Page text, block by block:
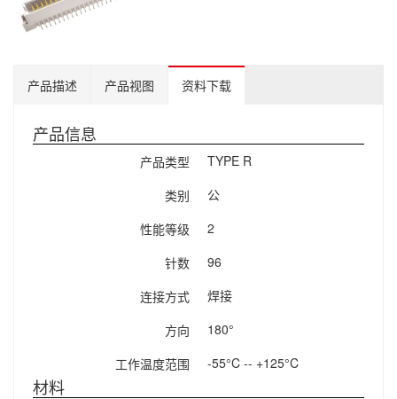
产品描述 产品视图 资料下载
产品信息
产品类型
TYPE R
类别
公
性能等级
2
针数
96
连接方式
焊接
方向
180°
工作温度范围
-55°C -- +125°C
材料